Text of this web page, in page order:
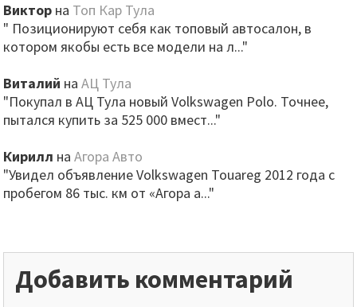
Виктор на Топ Кар Тула
" Позиционируют себя как топовый автосалон, в
котором якобы есть все модели на л..."
Виталий наАЦ Тула
"Покупал в АЦ Тула новый Volkswagen Polo. Точнее,
пытался купить за 525 000 вмест..."
Кирилл наАгора Авто
"Увидел объявление Volkswagen Touareg 2012 года с
пробегом 86 тыс. км от «Агора а..."
Добавить комментарий